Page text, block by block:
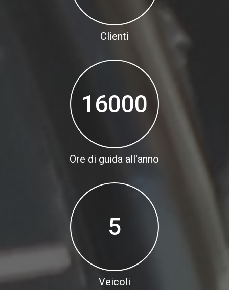
Clienti
16000
Ore di guida all'anno
5
Veicoli